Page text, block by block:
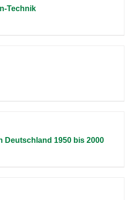
Technik
Deutschland 1950 bis 2000